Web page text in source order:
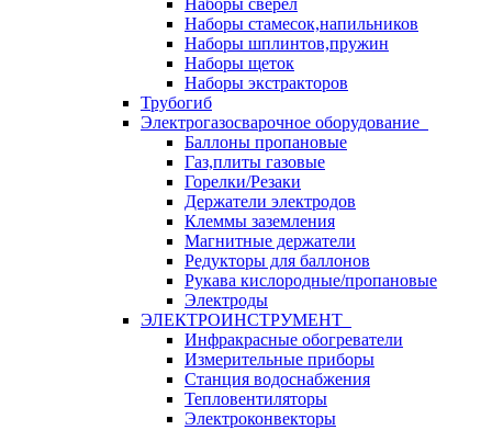
Наборы сверел
Наборы стамесок,напильников
Наборы шплинтов,пружин
Наборы щеток
Наборы экстракторов
Трубогиб
Электрогазосварочное оборудование
Баллоны пропановые
Газ,плиты газовые
Горелки/Резаки
Держатели электродов
Клеммы заземления
Магнитные держатели
Редукторы для баллонов
Рукава кислородные/пропановые
Электроды
ЭЛЕКТРОИНСТРУМЕНТ
Инфракрасные обогреватели
Измерительные приборы
Станция водоснабжения
Тепловентиляторы
Электроконвекторы